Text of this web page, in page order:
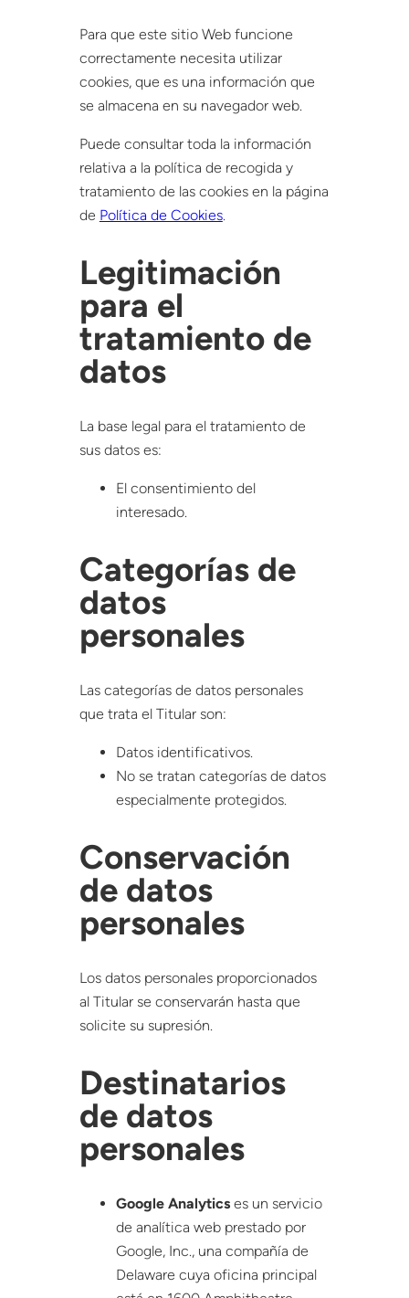
Para que este sitio Web funcione
correctamente necesita utilizar
cookies, que es una información que
se almacena en su navegador web.
Puede consultar toda la información
relativa a la política de recogida y
tratamiento de las cookies en la página
de Política de Cookies.
Legitimación
para el
tratamiento de
datos
La base legal para el tratamiento de
sus datos es:
El consentimiento del
interesado.
Categorías de
datos
personales
Las categorías de datos personales
que trata el Titular son:
Datos identificativos.
No se tratan categorías de datos
especialmente protegidos.
Conservación
de datos
personales
Los datos personales proporcionados
al Titular se conservarán hasta que
solicite su supresión.
Destinatarios
de datos
personales
Google Analyticses un servicio
de analítica web prestado por
Google, Inc., una compañía de
Delaware cuya oficina principal